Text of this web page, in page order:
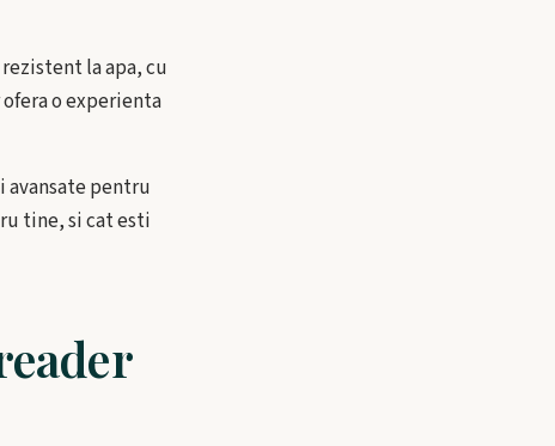
la apa, cu
o experienta
pentru
tine, si cat esti